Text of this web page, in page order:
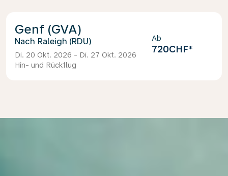
Genf (GVA)
Raleigh (RDU)
Di. 20 Okt. 2026 - Di. 27 Okt. 2026
Hin- und Rückflug
Ab
720CHF*